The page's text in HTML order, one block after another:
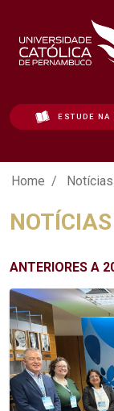
ESTUDE NA
Notícias -
Home Notícias
NOTÍCIAS
ANTERIORES A